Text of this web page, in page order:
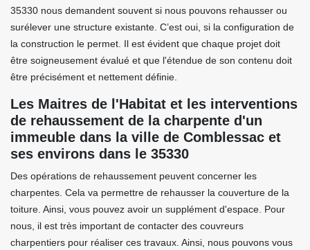
35330 nous demandent souvent si nous pouvons rehausser ou
surélever une structure existante. C’est oui, si la configuration de
la construction le permet. Il est évident que chaque projet doit
être soigneusement évalué et que l'étendue de son contenu doit
être précisément et nettement définie.
Les Maitres de l'Habitat et les interventions
de rehaussement de la charpente d'un
immeuble dans la ville de Comblessac et
ses environs dans le 35330
Des opérations de rehaussement peuvent concerner les
charpentes. Cela va permettre de rehausser la couverture de la
toiture. Ainsi, vous pouvez avoir un supplément d'espace. Pour
nous, il est très important de contacter des couvreurs
charpentiers pour réaliser ces travaux. Ainsi, nous pouvons vous